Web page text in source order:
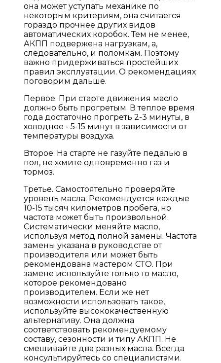
она может уступать механике по
некоторым критериям, она считается
гораздо прочнее других видов
автоматических коробок. Тем не менее,
АКПП подвержена нагрузкам, а,
следовательно, и поломкам. Поэтому
важно придерживаться простейших
правил эксплуатации. О рекомендациях
поговорим дальше.
Первое. При старте движения масло
должно быть прогретым. В теплое время
года достаточно прогреть 2-3 минуты, в
холодное - 5-15 минут в зависимости от
температуры воздуха.
Второе. На старте не газуйте педалью в
пол, не жмите одновременно газ и
тормоз.
Третье. Самостоятельно проверяйте
уровень масла. Рекомендуется каждые
10-15 тысяч километров пробега, но
частота может быть произвольной.
Систематически меняйте масло,
используя метод полной замены. Частота
замены указана в руководстве от
производителя или может быть
рекомендована мастером СТО. При
замене используйте только то масло,
которое рекомендовано
производителем. Если же нет
возможности использовать такое,
используйте высококачественную
альтернативу. Она должна
соответствовать рекомендуемому
составу, сезонности и типу АКПП. Не
смешивайте два разных масла. Всегда
консультируйтесь со специалистами.